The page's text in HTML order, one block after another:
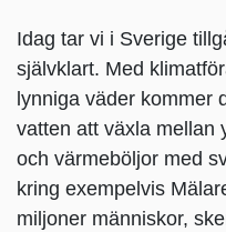
Idag tar vi i Sverige
självklart. Med
lynniga väder kommer
vatten att växla mellan
och värmeböljor med
kring exempelvis
miljoner människor,